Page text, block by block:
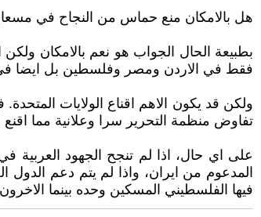
هل بالامكان منع حماس من النجاح في
بطبيعة الحال الجواب هو نعم بالامكان
فقط في الاردن ومصر وفلسطين بل ايضا في
ولكن قد يكون الاهم اقناع الولايات
تفاوض منظمة التحرير سرا وعلانية مما
على اي حال، اذا لم تنجح الجهود العربية
المدعوم من ايران، واذا لم يتم دعم الدول
فيها الفلسطيني المسكين وحده بينما